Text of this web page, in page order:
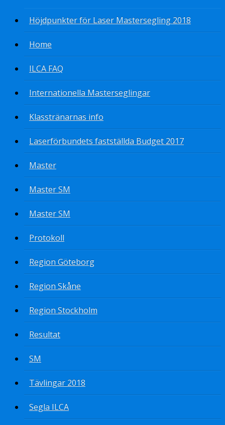
Höjdpunkter för Laser Mastersegling 2018
Home
ILCA FAQ
Internationella Masterseglingar
Klasstränarnas info
Laserförbundets fastställda Budget 2017
Master
Master SM
Master SM
Protokoll
Region Göteborg
Region Skåne
Region Stockholm
Resultat
SM
Tävlingar 2018
Segla ILCA